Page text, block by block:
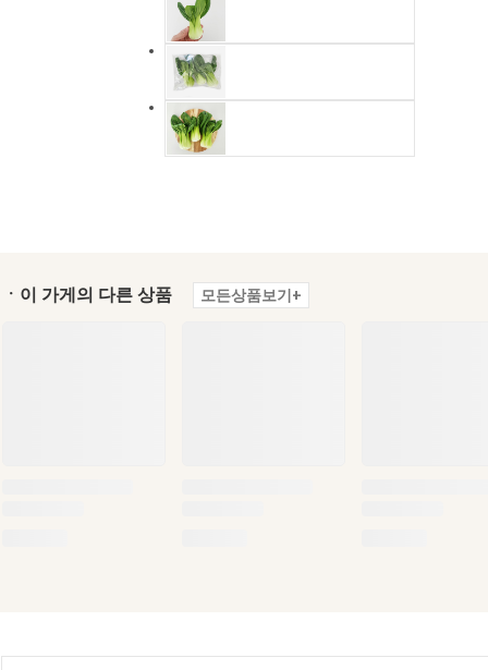
ㆍ이 가게의 다른 상품 모든상품보기+